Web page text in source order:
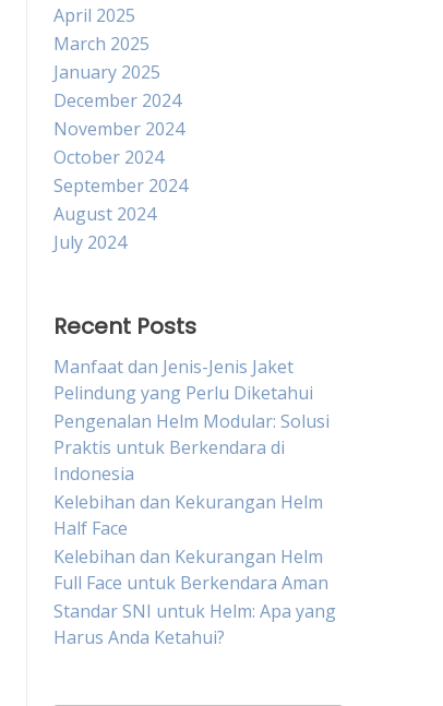
April 2025
March 2025
January 2025
December 2024
November 2024
October 2024
September 2024
August 2024
July 2024
Recent Posts
Manfaat dan Jenis-Jenis Jaket
Pelindung yang Perlu Diketahui
Pengenalan Helm Modular: Solusi
Praktis untuk Berkendara di
Indonesia
Kelebihan dan Kekurangan Helm
Half Face
Kelebihan dan Kekurangan Helm
Full Face untuk Berkendara Aman
Standar SNI untuk Helm: Apa yang
Harus Anda Ketahui?